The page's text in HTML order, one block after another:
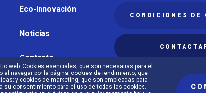
web: Cookies esenciales, que son necesarias para el
navegar por la página; cookies de rendimiento, que
y cookies de marketing, que son empleadas para
su consentimiento para el uso de todas las cookies.
Eco-innovación
Noticias
Contacto
CONDICIONES DE